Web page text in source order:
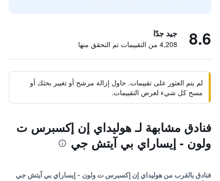
8.6 جيد جدًا
4,208 من التقييمات تم التحقق منها
لم يتم العثور على تقييمات. حاول إزالة مرشح أو تغيير بحثك أو
مسح كل شيء لعرض التقييمات.
فنادق مشابهة لـ هوليداي إن إكسبرس ت
ولون - إيساراي بي آيتش جي
فنادق بالقرب من هوليداي إن إكسبرس ت ولون - إيساراي بي آيتش جي